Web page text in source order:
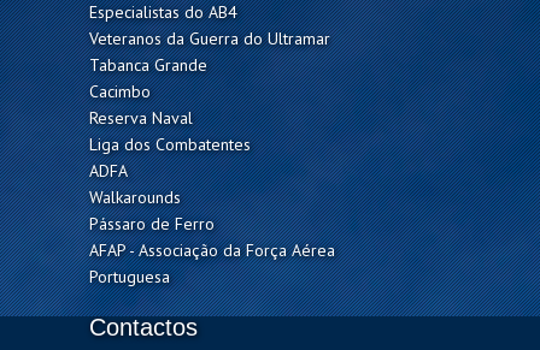
Especialistas do AB4
Veteranos da Guerra do Ultramar
Tabanca Grande
Cacimbo
Reserva Naval
Liga dos Combatentes
ADFA
Walkarounds
Pássaro de Ferro
AFAP - Associação da Força Aérea
Portuguesa
Contactos